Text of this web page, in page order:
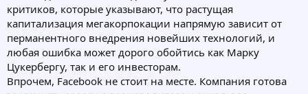
критиков, которые указывают, что растущая
капитализация мегакорпокации напрямую зависит от
перманентного внедрения новейших технологий, и
любая ошибка может дорого обойтись как Марку
Цукербергу, так и его инвесторам.
Впрочем, Facebook не стоит на месте. Компания готова